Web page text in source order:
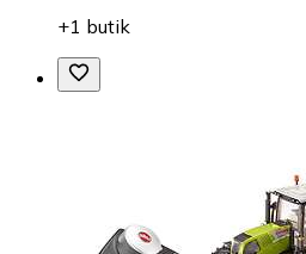
+1 butik